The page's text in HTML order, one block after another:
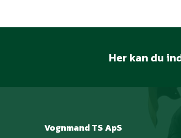
Her kan du
Vognmand TS ApS